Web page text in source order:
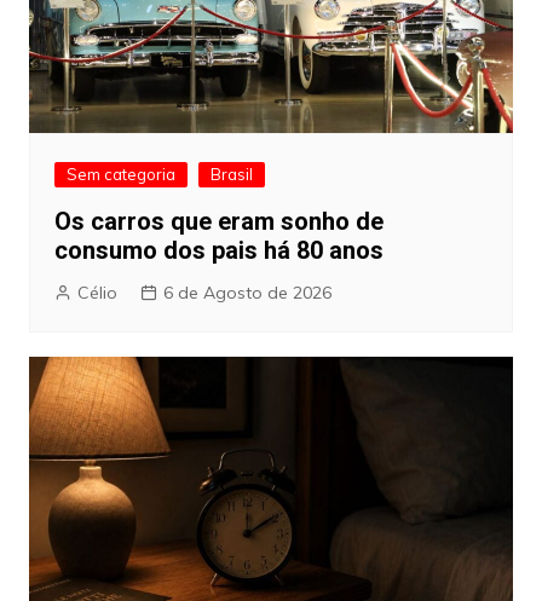
Sem categoria Brasil
Os carros que eram sonho de
consumo dos pais há 80 anos
Célio 6 de Agosto de 2026